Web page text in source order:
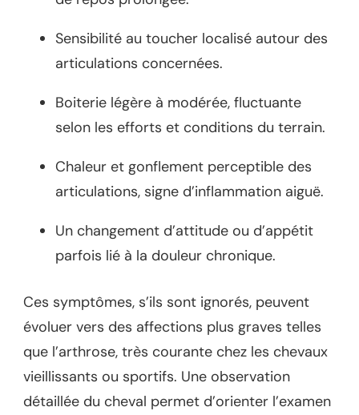
Sensibilité au toucher localisé autour des
articulations concernées.
Boiterie légère à modérée, fluctuante
selon les efforts et conditions du terrain.
Chaleur et gonflement perceptible des
articulations, signe d’inflammation aiguë.
Un changement d’attitude ou d’appétit
parfois lié à la douleur chronique.
Ces symptômes, s’ils sont ignorés, peuvent
évoluer vers des affections plus graves telles
que l’arthrose, très courante chez les chevaux
vieillissants ou sportifs. Une observation
détaillée du cheval permet d’orienter l’examen